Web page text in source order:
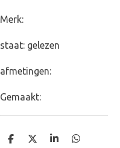
Merk:
staat: gelezen
afmetingen:
Gemaakt:
D
D
S
D